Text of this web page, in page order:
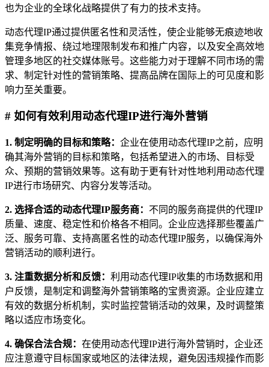
也为企业的全球化战略提供了有力的技术支持。
动态代理IP通过提供匿名性和灵活性，使企业能够无痕迹地收
集竞争情报、绕过地理限制发布和推广内容，以及安全高效地
管理多地区的社交媒体账号。这些能力对于理解不同市场的需
求、制定针对性的营销策略、提高品牌在国际上的可见度和影
响力至关重要。
# 如何有效利用动态代理IP进行海外营销
1. 制定明确的目标和策略： 企业在使用动态代理IP之前，应明
确其海外营销的目标和策略，包括希望进入的市场、目标受
众、预期的营销效果等。这有助于更有针对性地利用动态代理
IP进行市场研究、内容分发等活动。
2. 选择合适的动态代理IP服务商： 不同的服务商提供的代理IP
质量、速度、稳定性和价格各不相同。企业应选择那些覆盖广
泛、服务可靠、支持高匿名性的动态代理IP服务，以确保海外
营销活动的顺利进行。
3. 注重数据分析和反馈： 利用动态代理IP收集的市场数据和用
户反馈，是制定和调整海外营销策略的宝贵资源。企业应建立
有效的数据分析机制，实时监控营销活动的效果，及时调整策
略以适应市场变化。
4. 确保合法合规： 在使用动态代理IP进行海外营销时，企业还
应注意遵守目标国家或地区的法律法规，避免因违规操作而影